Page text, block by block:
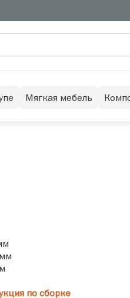
Мягкая мебель
по сборке